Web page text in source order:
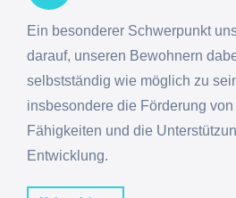
Ein besonderer Schwerpunkt
darauf, unseren Bewohnern
selbstständig wie möglich zu
insbesondere die Förderung
Fähigkeiten und die
Entwicklung.